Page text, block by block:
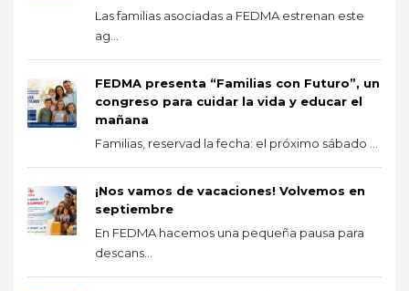
Las familias asociadas a FEDMA estrenan este
ag...
FEDMA presenta “Familias con Futuro”, un
congreso para cuidar la vida y educar el
mañana
Familias, reservad la fecha: el próximo sábado ...
¡Nos vamos de vacaciones! Volvemos en
septiembre
En FEDMA hacemos una pequeña pausa para
descans...